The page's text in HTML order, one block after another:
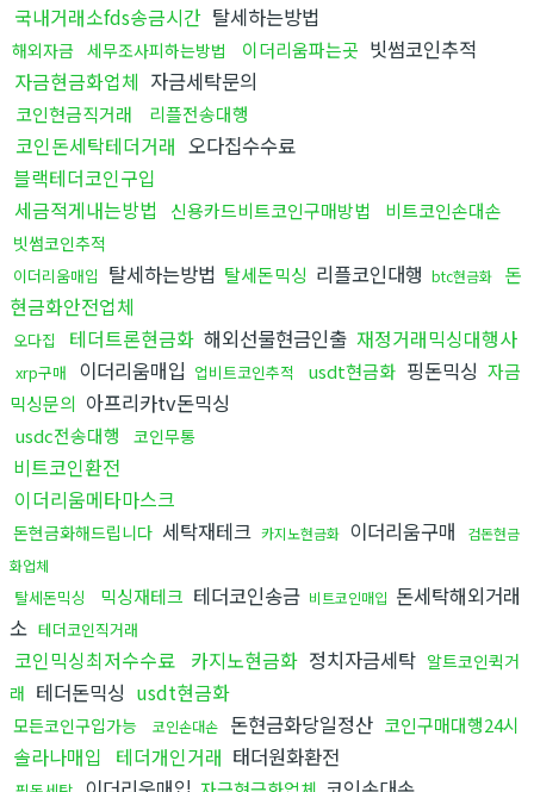
국내거래소fds송금시간 탈세하는방법
해외자금 세무조사피하는방법 이더리움파는곳 빗썸코인추적
자금현금화업체 자금세탁문의
코인현금직거래 리플전송대행
코인돈세탁테더거래 오다집수수료
블랙테더코인구입
세금적게내는방법
신용카드비트코인구매방법 비트코인손대손
빗썸코인추적
이더리움매입 탈세하는방법 탈세돈믹싱 리플코인대행 btc현금화
돈
현금화안전업체
오다집 테더트론현금화 해외선물현금인출 재정거래믹싱대행사
xrp구매 이더리움매입 업비트코인추적 usdt현금화 핑돈믹싱 자금
믹싱문의 아프리카tv돈믹싱
usdc전송대행 코인무통
비트코인환전
이더리움메타마스크
돈현금화해드립니다 세탁재테크 카지노현금화 이더리움구매
검돈현금
화업체
탈세돈믹싱 믹싱재테크 테더코인송금 비트코인매입 돈세탁해외거래
소 테더코인직거래
코인믹싱최저수수료 카지노현금화 정치자금세탁 알트코인퀵거
래 테더돈믹싱 usdt현금화
모든코인구입가능 코인손대손 돈현금화당일정산 코인구매대행24시
솔라나매입 테더개인거래 태더원화환전